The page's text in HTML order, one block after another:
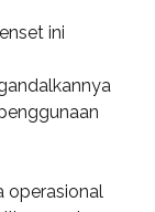
ini
operasional